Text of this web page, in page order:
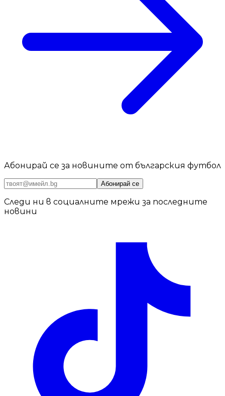
Абонирай се за новините от българския футбол
Абонирай се
Следи ни в социалните мрежи за последните
новини